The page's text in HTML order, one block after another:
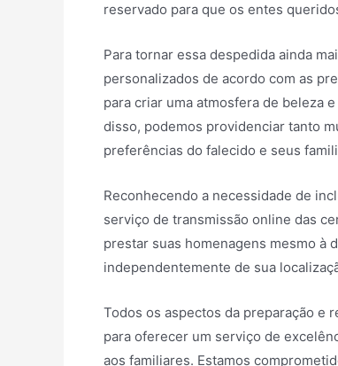
reservado para que os entes
Para tornar essa despedida ainda
personalizados de acordo com as
para criar uma atmosfera de beleza
disso, podemos providenciar tanto
preferências do falecido e seus
Reconhecendo a necessidade de
serviço de transmissão online das
prestar suas homenagens mesmo à
independentemente de sua
Todos os aspectos da preparação e
para oferecer um serviço de
aos familiares. Estamos